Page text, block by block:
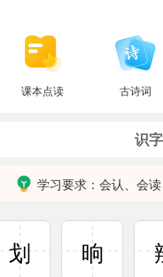
课本点读 古诗词
识
学习要求：会认、会
划 晌